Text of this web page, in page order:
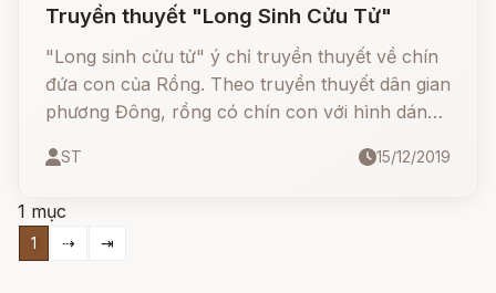
Truyền thuyết "Long Sinh Cửu Tử"
"Long sinh cửu tử" ý chỉ truyền thuyết về chín
đứa con của Rồng. Theo truyền thuyết dân gian
phương Đông, rồng có chín con với hình dáng
ST 15/12/2019
1 mục
1 ⇢ ⇥